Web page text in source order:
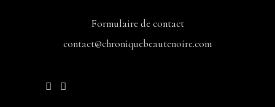
Formulaire de contact
contact@chroniquebeautenoire.com